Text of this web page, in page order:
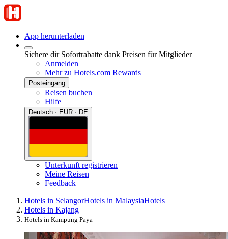
App herunterladen
Sichere dir Sofortrabatte dank Preisen für Mitglieder
Anmelden
Mehr zu Hotels.com Rewards
Posteingang
Reisen buchen
Hilfe
Deutsch · EUR · DE
Unterkunft registrieren
Meine Reisen
Feedback
Hotels in SelangorHotels in MalaysiaHotels
Hotels in Kajang
Hotels in Kampung Paya